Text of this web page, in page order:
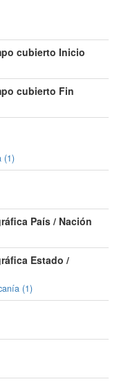
cubierto Inicio
cubierto Fin
(1)
País / Nación
Estado /
(1)